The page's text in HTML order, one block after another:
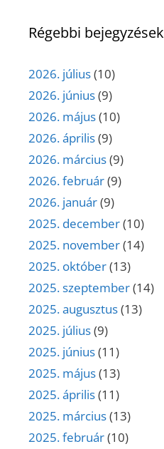
Régebbi bejegyzések
2026. július(10)
2026. június(9)
2026. május(10)
2026. április(9)
2026. március(9)
2026. február(9)
2026. január(9)
2025. december(10)
2025. november(14)
2025. október(13)
2025. szeptember(14)
2025. augusztus(13)
2025. július(9)
2025. június(11)
2025. május(13)
2025. április(11)
2025. március(13)
2025. február(10)